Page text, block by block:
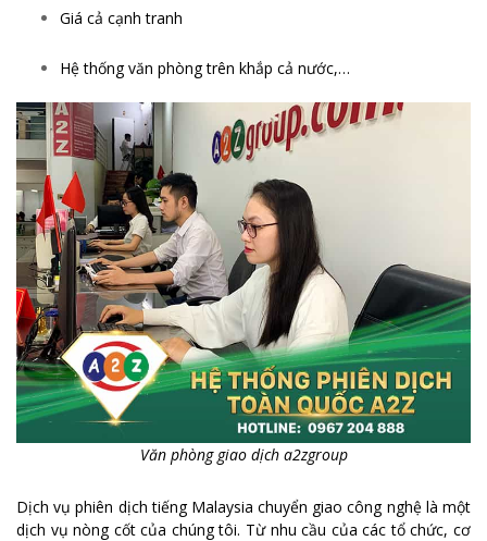
Giá cả cạnh tranh
Hệ thống văn phòng trên khắp cả nước,…
Văn phòng giao dịch a2zgroup
Dịch vụ phiên dịch tiếng Malaysia chuyển giao công nghệ là một
dịch vụ nòng cốt của chúng tôi. Từ nhu cầu của các tổ chức, cơ